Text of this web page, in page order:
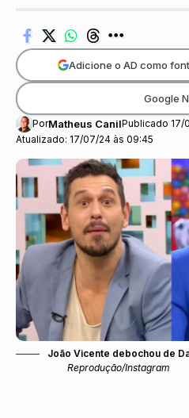
Atualizado: 17/07/24 às 09:45
PorMatheus CanilPublicado 17/
Adicione o AD como
Google
João Vicente debochou de
Reprodução/Instagram